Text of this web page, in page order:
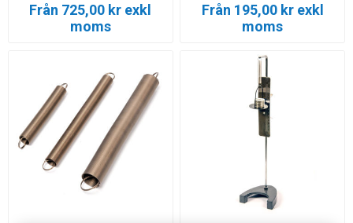
Från 725,00 kr exkl
moms
Från 195,00 kr exkl
moms